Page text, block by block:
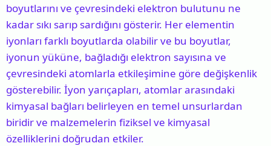
boyutlarını ve çevresindeki elektron bulutunu ne
kadar sıkı sarıp sardığını gösterir. Her elementin
iyonları farklı boyutlarda olabilir ve bu boyutlar,
iyonun yüküne, bağladığı elektron sayısına ve
çevresindeki atomlarla etkileşimine göre değişkenlik
gösterebilir. İyon yarıçapları, atomlar arasındaki
kimyasal bağları belirleyen en temel unsurlardan
biridir ve malzemelerin fiziksel ve kimyasal
özelliklerini doğrudan etkiler.